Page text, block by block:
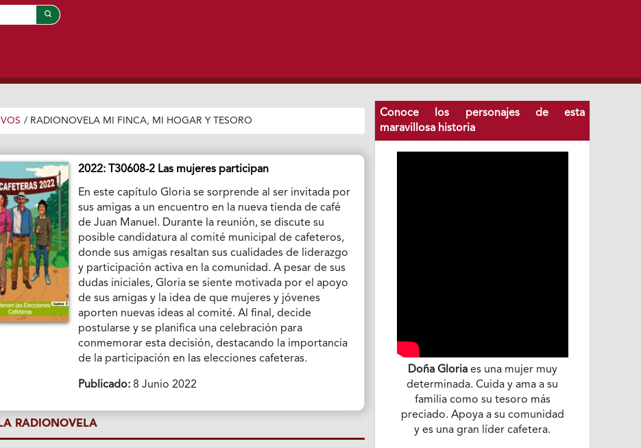
/ RADIONOVELA MI FINCA, MI HOGAR Y TESORO
2022: T30608-2 Las mujeres participan
En este capítulo Gloria se sorprende al ser invitada por
sus amigas a un encuentro en la nueva tienda de café
de Juan Manuel. Durante la reunión, se discute su
posible candidatura al comité municipal de cafeteros,
donde sus amigas resaltan sus cualidades de liderazgo
y participación activa en la comunidad. A pesar de sus
dudas iniciales, Gloria se siente motivada por el apoyo
de sus amigas y la idea de que mujeres y jóvenes
aporten nuevas ideas al comité. Al final, decide
postularse y se planifica una celebración para
conmemorar esta decisión, destacando la importancia
de la participación en las elecciones cafeteras.
Publicado: 8 Junio 2022
RADIONOVELA
Conoce los personajes de esta
maravillosa historia
Doña Gloriaes una mujer muy
determinada. Cuida y ama a su
familia como su tesoro más
preciado. Apoya a su comunidad
y es una gran líder cafetera.